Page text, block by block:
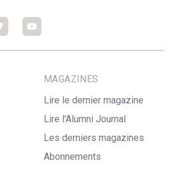
Facebook
MAGAZINES
Lire le dernier magazine
Lire l'Alumni Journal
Les derniers magazines
Abonnements